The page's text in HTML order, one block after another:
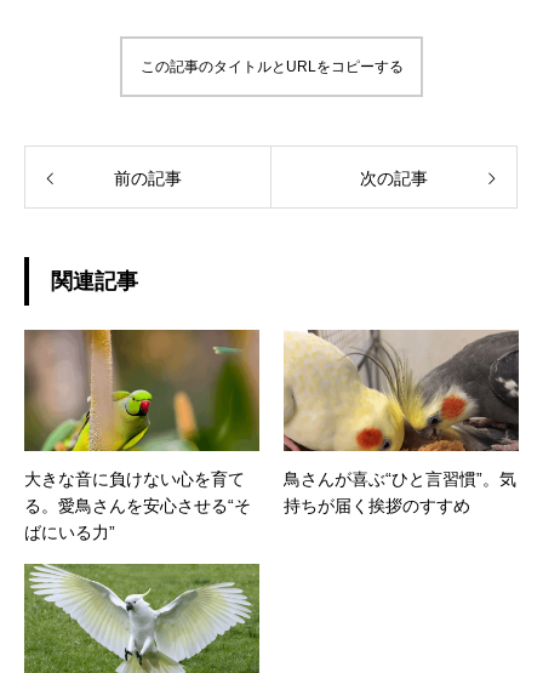
この記事のタイトルとURLをコピーする
前の記事 次の記事
関連記事
大きな音に負けない心を育て
る。愛鳥さんを安心させる“そ
ばにいる力”
鳥さんが喜ぶ“ひと言習慣”。気
持ちが届く挨拶のすすめ